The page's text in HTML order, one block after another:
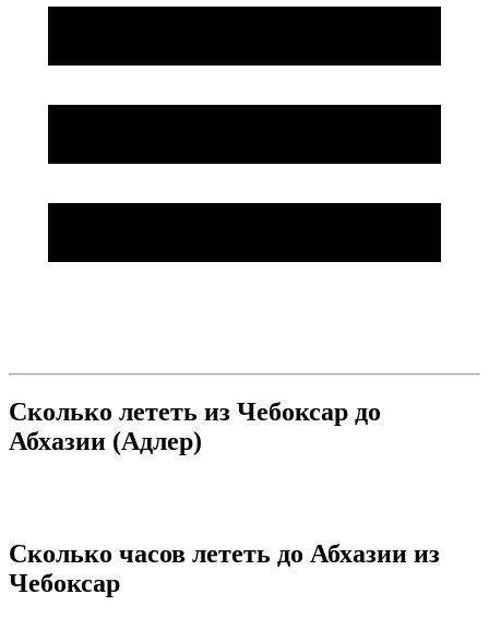
Сколько лететь из Чебоксар до
Абхазии (Адлер)
Сколько часов лететь до Абхазии из
Чебоксар